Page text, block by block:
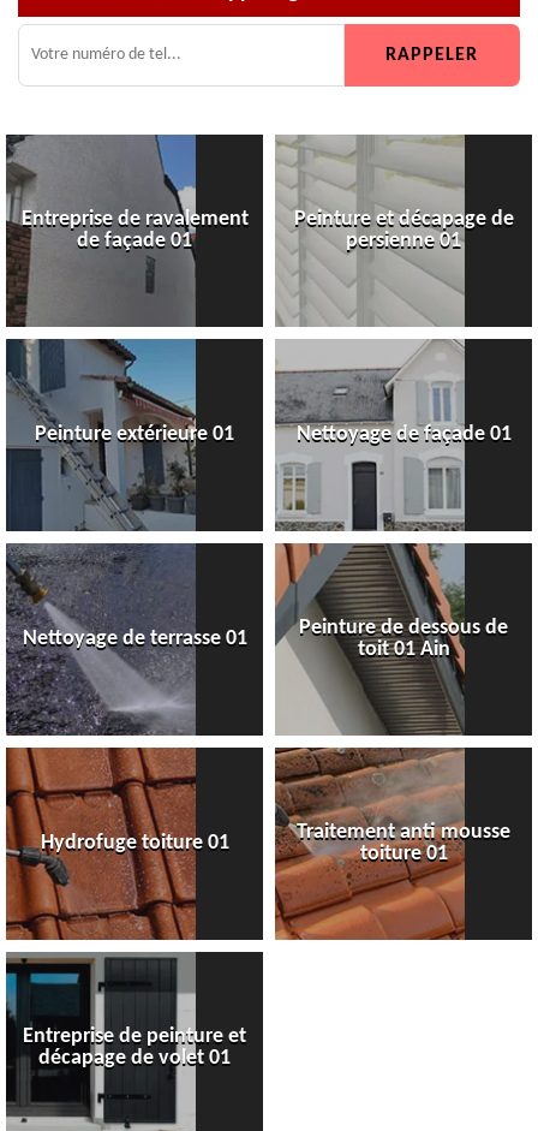
Entreprise de ravalement
de façade 01
Peinture et décapage de
persienne 01
Peinture extérieure 01 Nettoyage de façade 01
Nettoyage de terrasse 01
Peinture de dessous de
toit 01 Ain
Hydrofuge toiture 01
Traitement anti mousse
toiture 01
Entreprise de peinture et
décapage de volet 01